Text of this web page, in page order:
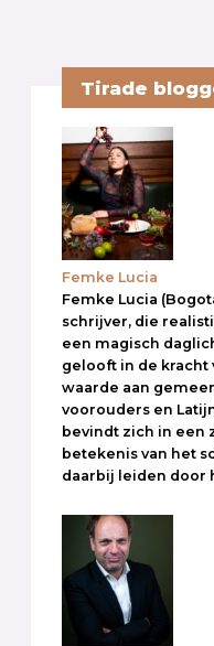
Tirade
Femke Lucia
Femke Lucia
schrijver, die
een magisch
gelooft in de kracht
waarde aan
voorouders en
bevindt zich in een
betekenis van het
daarbij leiden door